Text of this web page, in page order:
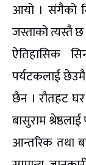
आयो । संगैको
जस्ताको त्यस्तै छ
ऐतिहासिक
पर्यटकलाई छेउमै
छैन । रौतहट
बासुराम
आन्तरिक तथा